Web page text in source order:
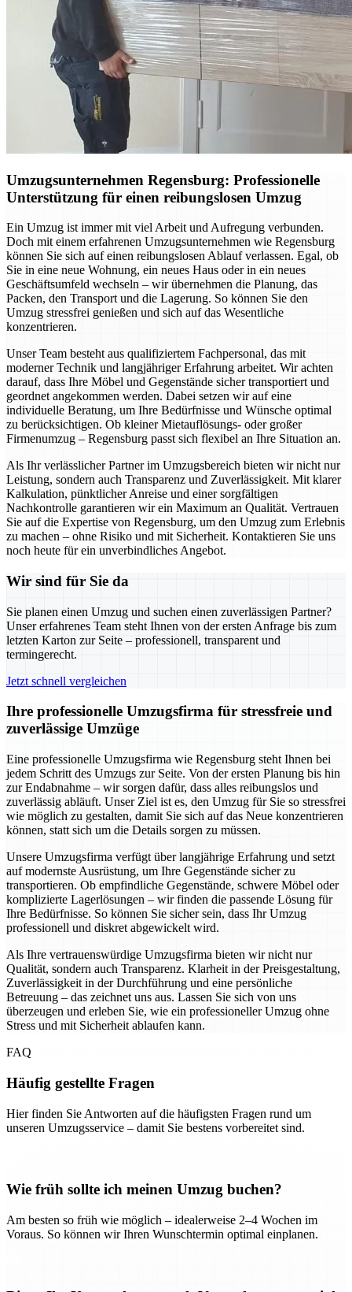
Umzugsunternehmen Regensburg: Professionelle
Unterstützung für einen reibungslosen Umzug
Ein Umzug ist immer mit viel Arbeit und Aufregung verbunden.
Doch mit einem erfahrenen Umzugsunternehmen wie Regensburg
können Sie sich auf einen reibungslosen Ablauf verlassen. Egal, ob
Sie in eine neue Wohnung, ein neues Haus oder in ein neues
Geschäftsumfeld wechseln – wir übernehmen die Planung, das
Packen, den Transport und die Lagerung. So können Sie den
Umzug stressfrei genießen und sich auf das Wesentliche
konzentrieren.
Unser Team besteht aus qualifiziertem Fachpersonal, das mit
moderner Technik und langjähriger Erfahrung arbeitet. Wir achten
darauf, dass Ihre Möbel und Gegenstände sicher transportiert und
geordnet angekommen werden. Dabei setzen wir auf eine
individuelle Beratung, um Ihre Bedürfnisse und Wünsche optimal
zu berücksichtigen. Ob kleiner Mietauflösungs- oder großer
Firmenumzug – Regensburg passt sich flexibel an Ihre Situation an.
Als Ihr verlässlicher Partner im Umzugsbereich bieten wir nicht nur
Leistung, sondern auch Transparenz und Zuverlässigkeit. Mit klarer
Kalkulation, pünktlicher Anreise und einer sorgfältigen
Nachkontrolle garantieren wir ein Maximum an Qualität. Vertrauen
Sie auf die Expertise von Regensburg, um den Umzug zum Erlebnis
zu machen – ohne Risiko und mit Sicherheit. Kontaktieren Sie uns
noch heute für ein unverbindliches Angebot.
Wir sind für Sie da
Sie planen einen Umzug und suchen einen zuverlässigen Partner?
Unser erfahrenes Team steht Ihnen von der ersten Anfrage bis zum
letzten Karton zur Seite – professionell, transparent und
termingerecht.
Jetzt schnell vergleichen
Ihre professionelle Umzugsfirma für stressfreie und
zuverlässige Umzüge
Eine professionelle Umzugsfirma wie Regensburg steht Ihnen bei
jedem Schritt des Umzugs zur Seite. Von der ersten Planung bis hin
zur Endabnahme – wir sorgen dafür, dass alles reibungslos und
zuverlässig abläuft. Unser Ziel ist es, den Umzug für Sie so stressfrei
wie möglich zu gestalten, damit Sie sich auf das Neue konzentrieren
können, statt sich um die Details sorgen zu müssen.
Unsere Umzugsfirma verfügt über langjährige Erfahrung und setzt
auf modernste Ausrüstung, um Ihre Gegenstände sicher zu
transportieren. Ob empfindliche Gegenstände, schwere Möbel oder
komplizierte Lagerlösungen – wir finden die passende Lösung für
Ihre Bedürfnisse. So können Sie sicher sein, dass Ihr Umzug
professionell und diskret abgewickelt wird.
Als Ihre vertrauenswürdige Umzugsfirma bieten wir nicht nur
Qualität, sondern auch Transparenz. Klarheit in der Preisgestaltung,
Zuverlässigkeit in der Durchführung und eine persönliche
Betreuung – das zeichnet uns aus. Lassen Sie sich von uns
überzeugen und erleben Sie, wie ein professioneller Umzug ohne
Stress und mit Sicherheit ablaufen kann.
FAQ
Häufig gestellte Fragen
Hier finden Sie Antworten auf die häufigsten Fragen rund um
unseren Umzugsservice – damit Sie bestens vorbereitet sind.
Wie früh sollte ich meinen Umzug buchen?
Am besten so früh wie möglich – idealerweise 2–4 Wochen im
Voraus. So können wir Ihren Wunschtermin optimal einplanen.